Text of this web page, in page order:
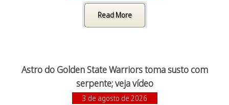
Read More
Astro do Golden State Warriors toma susto com
serpente; veja vídeo
3 de agosto de 2026